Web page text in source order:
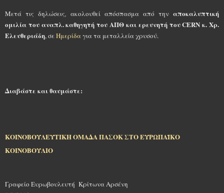
Μετά τις δηλώσεις, ακολουθεί απόσπασμα από την αποκαλυπτική
ομιλία του αναπλ. καθηγητή του ΑΠΘ και ερευνητή του CERN κ. Χρ.
Ελευθεριάδη, σεΗμερίδαγια τα μεταλλεία χρυσού.
Διαβάστε και θαυμάστε:
ΚΟΙΝΟΒΟΥΛΕΥΤΙΚΗ ΟΜΑΔΑ ΠΑΣΟΚ ΣΤΟ ΕΥΡΩΠΑΪΚΟ
ΚΟΙΝΟΒΟΥΛΙΟ
Γραφείο Ευρωβουλευτή Κρίτωνα Αρσένη